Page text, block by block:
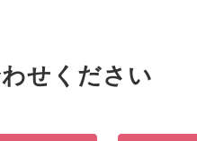
せください